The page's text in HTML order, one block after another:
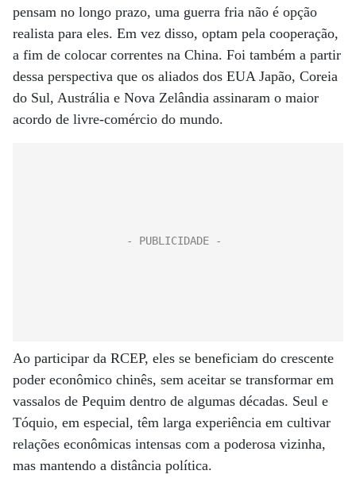
pensam no longo prazo, uma guerra fria não é opção
realista para eles. Em vez disso, optam pela cooperação,
a fim de colocar correntes na China. Foi também a partir
dessa perspectiva que os aliados dos EUA Japão, Coreia
do Sul, Austrália e Nova Zelândia assinaram o maior
acordo de livre-comércio do mundo.
Ao participar da RCEP, eles se beneficiam do crescente
poder econômico chinês, sem aceitar se transformar em
vassalos de Pequim dentro de algumas décadas. Seul e
Tóquio, em especial, têm larga experiência em cultivar
relações econômicas intensas com a poderosa vizinha,
mas mantendo a distância política.